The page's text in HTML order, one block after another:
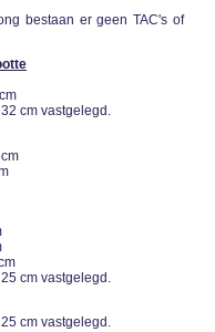
bestaan er geen TAC's of
cm vastgelegd.
cm vastgelegd.
cm vastgelegd.